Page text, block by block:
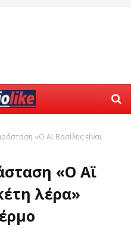
«Ο Αϊ Βασίλης είναι
«Ο Αϊ
λέρα»